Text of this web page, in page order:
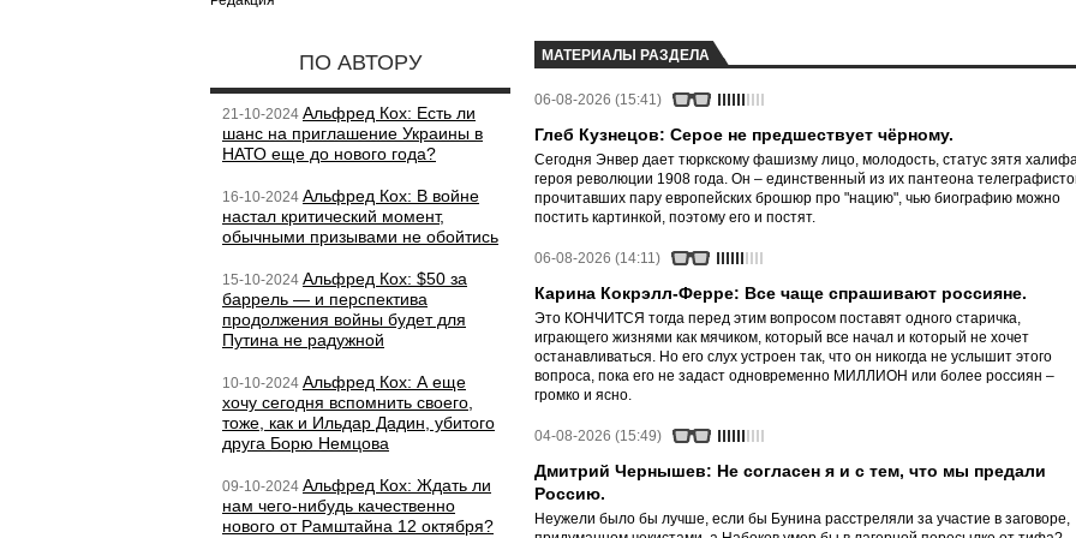
ПО АВТОРУ
21-10-2024 Альфред Кох: Есть ли
шанс на приглашение Украины в
НАТО еще до нового года?
16-10-2024 Альфред Кох: В войне
настал критический момент,
обычными призывами не обойтись
15-10-2024 Альфред Кох: $50 за
баррель — и перспектива
продолжения войны будет для
Путина не радужной
10-10-2024 Альфред Кох: А еще
хочу сегодня вспомнить своего,
тоже, как и Ильдар Дадин, убитого
друга Борю Немцова
09-10-2024 Альфред Кох: Ждать ли
нам чего-нибудь качественно
нового от Рамштайна 12 октября?
МАТЕРИАЛЫ РАЗДЕЛА
06-08-2026 (15:41)
Глеб Кузнецов: Серое не предшествует чёрному.
Сегодня Энвер дает тюркскому фашизму лицо, молодость, статус зятя
героя революции 1908 года. Он – единственный из их пантеона
прочитавших пару европейских брошюр про "нацию", чью биографию можно
постить картинкой, поэтому его и постят.
06-08-2026 (14:11)
Карина Кокрэлл-Ферре: Все чаще спрашивают россияне.
Это КОНЧИТСЯ тогда перед этим вопросом поставят одного старичка,
играющего жизнями как мячиком, который все начал и который не хочет
останавливаться. Но его слух устроен так, что он никогда не услышит этого
вопроса, пока его не задаст одновременно МИЛЛИОН или более россиян –
громко и ясно.
04-08-2026 (15:49)
Дмитрий Чернышев: Не согласен я и с тем, что мы предали
Россию.
Неужели было бы лучше, если бы Бунина расстреляли за участие в заговоре,